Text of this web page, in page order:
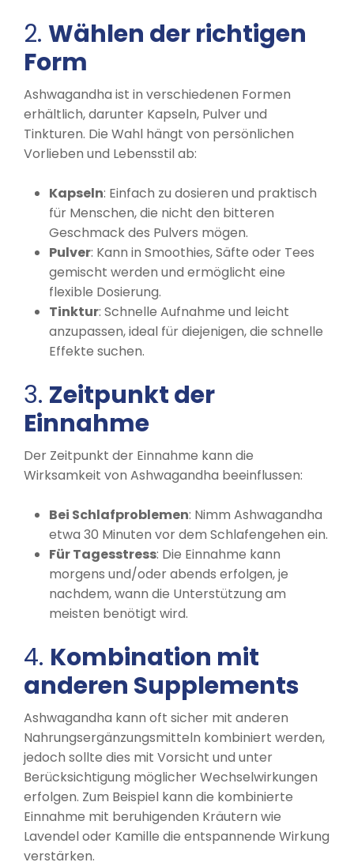
2. Wählen der richtigen
Form
Ashwagandha ist in verschiedenen Formen
erhältlich, darunter Kapseln, Pulver und
Tinkturen. Die Wahl hängt von persönlichen
Vorlieben und Lebensstil ab:
Kapseln: Einfach zu dosieren und praktisch
für Menschen, die nicht den bitteren
Geschmack des Pulvers mögen.
Pulver: Kann in Smoothies, Säfte oder Tees
gemischt werden und ermöglicht eine
flexible Dosierung.
Tinktur: Schnelle Aufnahme und leicht
anzupassen, ideal für diejenigen, die schnelle
Effekte suchen.
3. Zeitpunkt der
Einnahme
Der Zeitpunkt der Einnahme kann die
Wirksamkeit von Ashwagandha beeinflussen:
Bei Schlafproblemen: Nimm Ashwagandha
etwa 30 Minuten vor dem Schlafengehen ein.
Für Tagesstress: Die Einnahme kann
morgens und/oder abends erfolgen, je
nachdem, wann die Unterstützung am
meisten benötigt wird.
4. Kombination mit
anderen Supplements
Ashwagandha kann oft sicher mit anderen
Nahrungsergänzungsmitteln kombiniert werden,
jedoch sollte dies mit Vorsicht und unter
Berücksichtigung möglicher Wechselwirkungen
erfolgen. Zum Beispiel kann die kombinierte
Einnahme mit beruhigenden Kräutern wie
Lavendel oder Kamille die entspannende Wirkung
verstärken.